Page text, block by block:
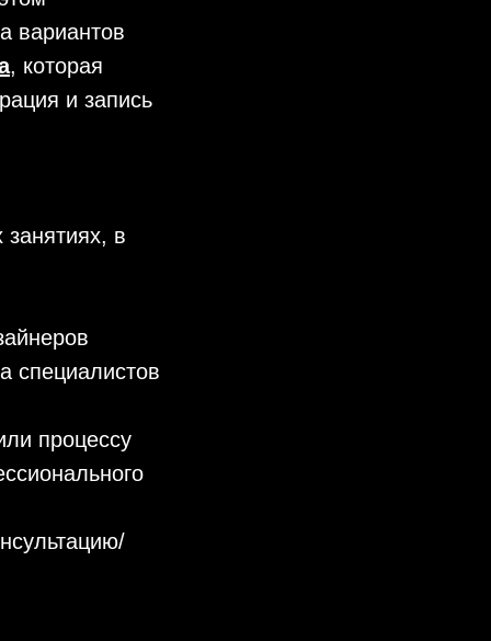
вариантов
, которая
и запись
занятиях, в
специалистов
процессу